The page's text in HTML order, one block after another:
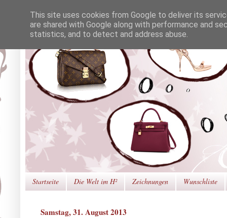
Startseite Die Welt im H² Zeichnungen Wunschliste
Samstag, 31. August 2013
This site uses cookies from Google to deliver its
are shared with Google along with performance and
statistics, and to detect and address abuse.